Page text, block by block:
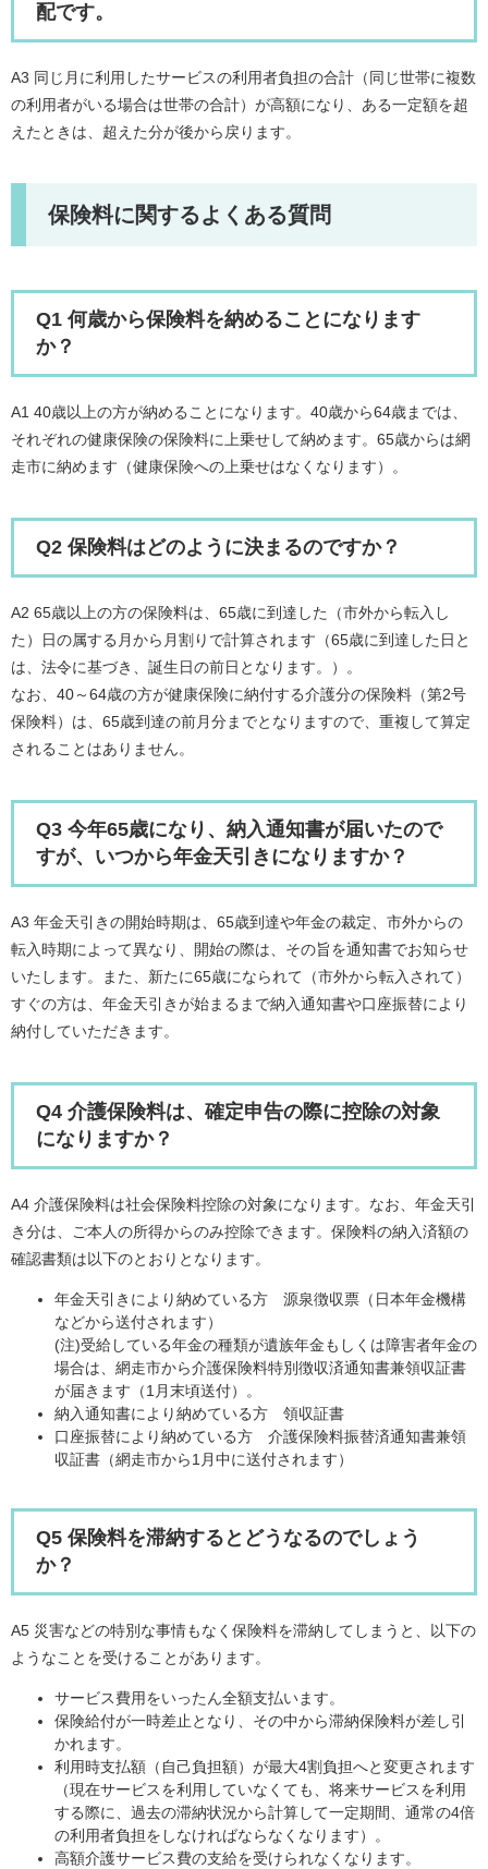
配です。
A3 同じ月に利用したサービスの利用者負担の合計（同じ世帯に複数
の利用者がいる場合は世帯の合計）が高額になり、ある一定額を超
えたときは、超えた分が後から戻ります。
保険料に関するよくある質問
Q1 何歳から保険料を納めることになります
か？
A1 40歳以上の方が納めることになります。40歳から64歳までは、
それぞれの健康保険の保険料に上乗せして納めます。65歳からは網
走市に納めます（健康保険への上乗せはなくなります）。
Q2 保険料はどのように決まるのですか？
A2 65歳以上の方の保険料は、65歳に到達した（市外から転入し
た）日の属する月から月割りで計算されます（65歳に到達した日と
は、法令に基づき、誕生日の前日となります。）。
なお、40～64歳の方が健康保険に納付する介護分の保険料（第2号
保険料）は、65歳到達の前月分までとなりますので、重複して算定
されることはありません。
Q3 今年65歳になり、納入通知書が届いたので
すが、いつから年金天引きになりますか？
A3 年金天引きの開始時期は、65歳到達や年金の裁定、市外からの
転入時期によって異なり、開始の際は、その旨を通知書でお知らせ
いたします。また、新たに65歳になられて（市外から転入されて）
すぐの方は、年金天引きが始まるまで納入通知書や口座振替により
納付していただきます。
Q4 介護保険料は、確定申告の際に控除の対象
になりますか？
A4 介護保険料は社会保険料控除の対象になります。なお、年金天引
き分は、ご本人の所得からのみ控除できます。保険料の納入済額の
確認書類は以下のとおりとなります。
年金天引きにより納めている方 源泉徴収票（日本年金機構
などから送付されます）
(注)受給している年金の種類が遺族年金もしくは障害者年金の
場合は、網走市から介護保険料特別徴収済通知書兼領収証書
が届きます（1月末頃送付）。
納入通知書により納めている方 領収証書
口座振替により納めている方 介護保険料振替済通知書兼領
収証書（網走市から1月中に送付されます）
Q5 保険料を滞納するとどうなるのでしょう
か？
A5 災害などの特別な事情もなく保険料を滞納してしまうと、以下の
ようなことを受けることがあります。
サービス費用をいったん全額支払います。
保険給付が一時差止となり、その中から滞納保険料が差し引
かれます。
利用時支払額（自己負担額）が最大4割負担へと変更されます
（現在サービスを利用していなくても、将来サービスを利用
する際に、過去の滞納状況から計算して一定期間、通常の4倍
の利用者負担をしなければならなくなります）。
高額介護サービス費の支給を受けられなくなります。